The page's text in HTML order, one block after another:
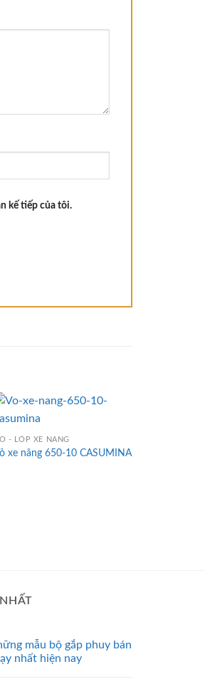
kế tiếp của tôi.
- LỐP XE NÂNG
xe nâng 650-10 CASUMINA
mẫu bộ gắp phuy bán
nhất hiện nay